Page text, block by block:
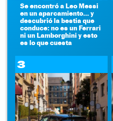
Se encontró a Leo Messi
en un aparcamiento... y
descubrió la bestia que
conduce: no es un Ferrari
ni un Lamborghini y esto
es lo que cuesta
3